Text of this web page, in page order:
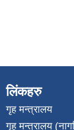
लिंकहरु
गृह मन्त्रालय
गृह मन्त्रालय